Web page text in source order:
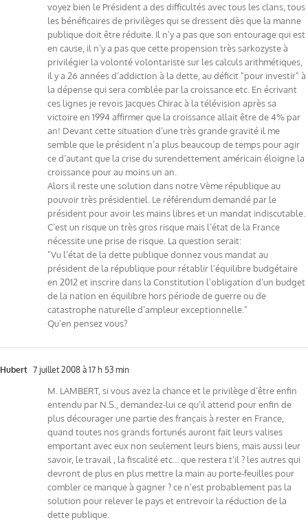
voyez bien le Président a des difficultés avec tous les clans, tous
les bénéficaires de privilèges qui se dressent dès que la manne
publique doit être réduite. Il n’y a pas que son entourage qui est
en cause, il n’y a pas que cette propension très sarkozyste à
privilégier la volonté volontariste sur les calculs arithmétiques,
il y a 26 années d’addiction à la dette, au déficit "pour investir" à
la dépense qui sera comblée par la croissance etc. En écrivant
ces lignes je revois Jacques Chirac à la télévision après sa
victoire en 1994 affirmer que la croissance allait être de 4% par
an! Devant cette situation d’une très grande gravité il me
semble que le président n’a plus beaucoup de temps pour agir
ce d’autant que la crise du surendettement américain éloigne la
croissance pour au moins un an.
Alors il reste une solution dans notre Vème république au
pouvoir très présidentiel. Le référendum demandé par le
président pour avoir les mains libres et un mandat indiscutable.
C’est un risque un très gros risque mais l’état de la France
nécessite une prise de risque. La question serait:
"Vu l’état de la dette publique donnez vous mandat au
président de la république pour rétablir l’équilibre budgétaire
en 2012 et inscrire dans la Constitution l’obligation d’un budget
de la nation en équilibre hors période de guerre ou de
catastrophe naturelle d’ampleur exceptionnelle."
Qu’en pensez vous?
Hubert 7 juillet 2008 à 17 h 53 min
M. LAMBERT, si vous avez la chance et le privilège d’être enfin
entendu par N.S., demandez-lui ce qu’il attend pour enfin de
plus décourager une partie des français à rester en France,
quand toutes nos grands fortunés auront fait leurs valises
emportant avec eux non seulement leurs biens, mais aussi leur
savoir, le travail , la fiscalité etc… que restera t’il ? les autres qui
devront de plus en plus mettre la main au porte-feuilles pour
combler ce manque à gagner ? ce n’est probablement pas la
solution pour relever le pays et entrevoir la réduction de la
dette publique.